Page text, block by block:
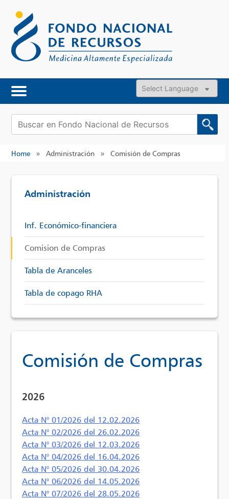
content
Powered by
Buscar:
Home » Administración » Comisión de Compras
Administración
Inf. Económico-financiera
Comision de Compras
Tabla de Aranceles
Tabla de copago RHA
Comisión de Compras
2026
Acta N° 01/2026 del 12.02.2026
Acta N° 02/2026 del 26.02.2026
Acta N° 03/2026 del 12.03.2026
Acta N° 04/2026 del 16.04.2026
Acta N° 05/2026 del 30.04.2026
Acta N° 06/2026 del 14.05.2026
Acta N° 07/2026 del 28.05.2026